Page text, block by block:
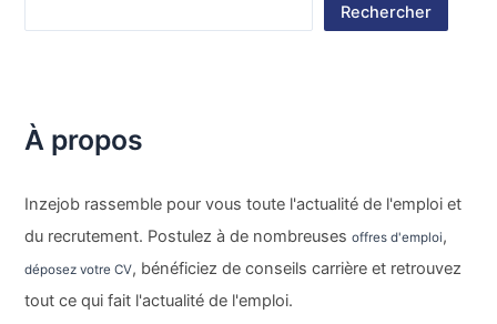
Rechercher
À propos
Inzejob rassemble pour vous toute l'actualité de l'emploi et
du recrutement. Postulez à de nombreusesoffres d'emploi,
déposez votre CV, bénéficiez de conseils carrière et retrouvez
tout ce qui fait l'actualité de l'emploi.